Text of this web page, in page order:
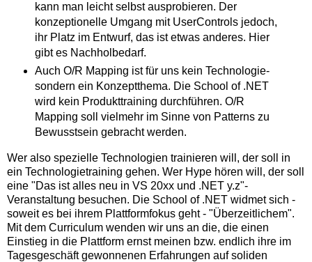
kann man leicht selbst ausprobieren. Der
konzeptionelle Umgang mit UserControls jedoch,
ihr Platz im Entwurf, das ist etwas anderes. Hier
gibt es Nachholbedarf.
Auch O/R Mapping ist für uns kein Technologie-
sondern ein Konzeptthema. Die School of .NET
wird kein Produkttraining durchführen. O/R
Mapping soll vielmehr im Sinne von Patterns zu
Bewusstsein gebracht werden.
Wer also spezielle Technologien trainieren will, der soll in
ein Technologietraining gehen. Wer Hype hören will, der soll
eine "Das ist alles neu in VS 20xx und .NET y.z"-
Veranstaltung besuchen. Die School of .NET widmet sich -
soweit es bei ihrem Plattformfokus geht - "Überzeitlichem".
Mit dem Curriculum wenden wir uns an die, die einen
Einstieg in die Plattform ernst meinen bzw. endlich ihre im
Tagesgeschäft gewonnenen Erfahrungen auf soliden